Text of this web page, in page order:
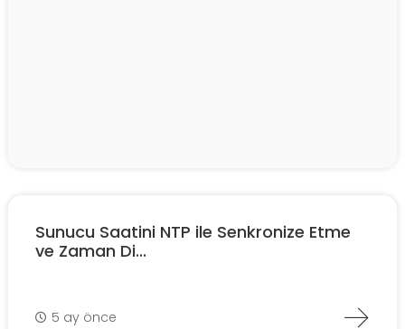
Sunucu Saatini NTP ile Senkronize Etme
ve Zaman Di...
5 ay önce